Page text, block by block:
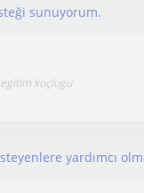
sunuyorum.
koçlugu